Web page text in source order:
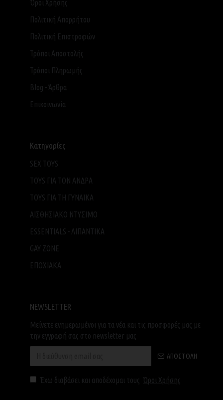
Όροι Χρήσης
Πολιτική Απορρήτου
Πολιτική Επιστροφών
Τρόποι Αποστολής
Τρόποι Πληρωμής
Blog - Άρθρα
Επικοινωνία
Κατηγορίες
SEX TOYS
TOYS ΓΙΑ ΤΟΝ ΑΝΔΡΑ
TOYS ΓΙΑ ΤH ΓΥΝΑΙΚΑ
ΑΙΣΘΗΣΙΑΚΟ ΝΤΥΣΙΜΟ
ESSENTIALS - ΛΙΠΑΝΤΙΚΑ
GAY ZONE
ΕΠΟΧΙΑΚΑ
NEWSLETTER
Μείνετε ενημερωμένοι για τα νέα και τις προσφορές μας με
την εγγραφή σας στο newsletter μας
ΑΠΟΣΤΟΛΉ
Έχω διαβάσει και αποδέχομαι τους Όροι Χρήσης